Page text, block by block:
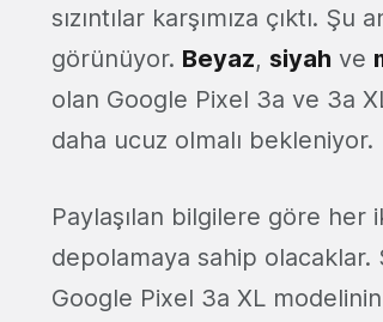
sızıntılar karşımıza çıktı.
görünüyor. Beyaz, siyah ve
olan Google Pixel 3a ve 3a
daha ucuz olmalı bekleniyor.
Paylaşılan bilgilere göre her
depolamaya sahip
Google Pixel 3a XL